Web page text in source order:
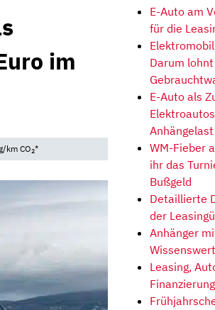
im
km CO2*
E-Auto am
für die
Darum
E-Auto als
Anhängelast
WM-Fieber
ihr das
Bußgeld
Detaillierte
der
Anhänger
Leasing,